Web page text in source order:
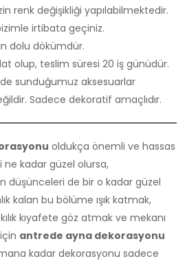
renk değişikliği yapılabilmektedir.
irtibata geçiniz.
dolu dökümdür.
olup, teslim süresi 20 iş günüdür.
sunduğumuz aksesuarlar
Sadece dekoratif amaçlıdır.
oldukça önemli ve hassas
ne kadar güzel olursa,
düşünceleri de bir o kadar güzel
kalan bu bölüme ışık katmak,
kıyafete göz atmak ve mekanı
antrede ayna dekorasyonu
kadar dekorasyonu sadece